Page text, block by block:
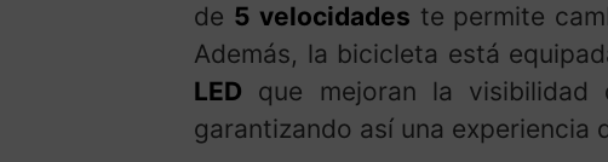
de 5 velocidades te permite
Además, la bicicleta está
LED que mejoran la
garantizando así una experiencia